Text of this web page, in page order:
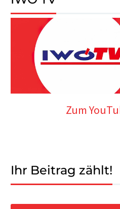
Zum
Ihr Beitrag zählt!